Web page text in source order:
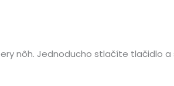
nôh. Jednoducho stlačíte tlačidlo